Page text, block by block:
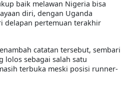
baik melawan Nigeria bisa
diri, dengan Uganda
delapan pertemuan terakhir
catatan tersebut, sembari
lolos sebagai salah satu
terbuka meski posisi runner-